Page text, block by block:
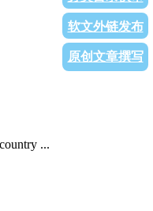
软文外链发布
原创文章撰写
...